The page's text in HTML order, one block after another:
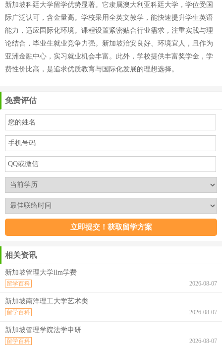
新加坡科廷大学留学优势显著。它隶属澳大利亚科廷大学，学位受国
际广泛认可，含金量高。学校采用全英文教学，能快速提升学生英语
能力，适应国际化环境。课程设置紧密贴合行业需求，注重实践与理
论结合，毕业生就业竞争力强。新加坡治安良好、环境宜人，且作为
亚洲金融中心，实习就业机会丰富。此外，学校提供丰富奖学金，学
费性价比高，是追求优质教育与国际化发展的理想选择。
免费评估
相关资讯
新加坡管理大学llm学费
2026-08-07
留学百科
新加坡南洋理工大学艺术类
2026-08-07
留学百科
新加坡管理学院法学申研
2026-08-07
留学百科